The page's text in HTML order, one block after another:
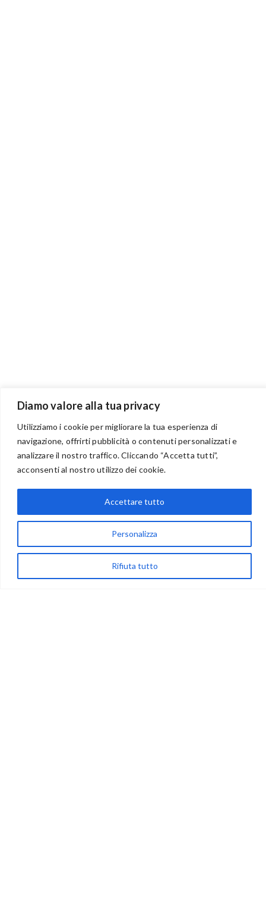
Diamo valore alla tua privacy
Utilizziamo i cookie per migliorare la tua esperienza di
navigazione, offrirti pubblicità o contenuti personalizzati e
analizzare il nostro traffico. Cliccando “Accetta tutti”,
acconsenti al nostro utilizzo dei cookie.
Personalizza
Rifiuta tutto
Accettare tutto
BENVENUTI NEL PORTALE RIVENDITORI
via Acqua delle Noci 12
83024 Monteforte Irpino (AV)
info@ideepercreare.it